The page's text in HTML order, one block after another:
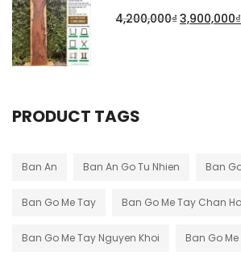
4,200,000₫3,900,000₫
PRODUCT TAGS
Ban An Ban An Go Tu Nhien Ban
Ban Go Me Tay Ban Go Me Tay Chan
Ban Go Me Tay Nguyen Khoi Ban Go